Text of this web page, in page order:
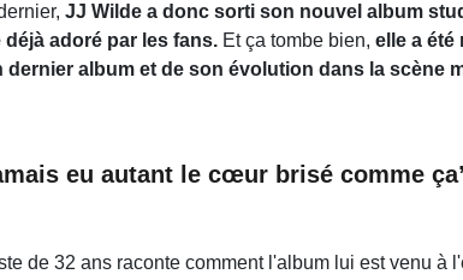
JJ Wilde a donc sorti son nouvel album
adoré par les fans. Et ça tombe bien, elle a été
album et de son évolution dans la scène
eu autant le cœur brisé comme
de 32 ans raconte comment l'album lui est venu à